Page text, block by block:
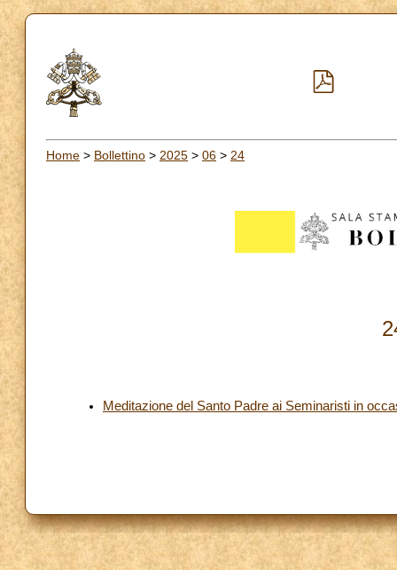
Home > Bollettino > 2025 > 06 > 24
Meditazione del Santo Padre ai Seminaristi in